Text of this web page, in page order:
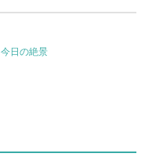
今日の絶景